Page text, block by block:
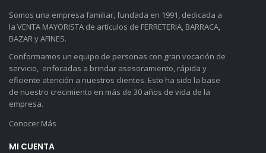
Somos una empresa familiar, fundada en 1991, dedicada a
la VENTA MAYORISTA de artículos de FERRETERIA, BARRACA,
BAZAR y AFINES.
Conformamos un equipo de personas con gran vocación de
servicio, enfocadas a brindar asesoramiento, rápida y
eficiente atención a nuestros clientes. Esto ha sido la base
de nuestro crecimiento en más de 30 años de vida de la
empresa.
Conocer Más
MI CUENTA